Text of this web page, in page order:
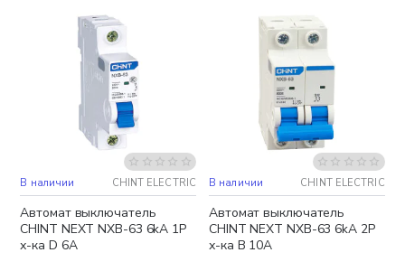
В наличии CHINT ELECTRIC
Автомат выключатель
CHINT NEXT NXB-63 6kA 1P
х-ка D 6A
В наличии CHINT ELECTRIC
Автомат выключатель
CHINT NEXT NXB-63 6kA 2P
х-ка B 10A